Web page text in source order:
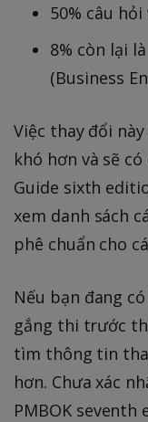
50% câu
8% còn lại
(Business
Việc thay đổi
khó hơn và sẽ
Guide sixth
xem danh sách
phê chuẩn cho
Nếu bạn đang
gắng thi trước
tìm thông tin
hơn. Chưa xác
PMBOK